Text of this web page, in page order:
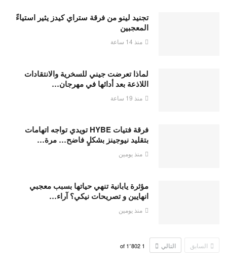
تجنيد لينو من فرقة ستراي كيدز يثير استياءً
المعجبين
منذ 14 ساعة
لماذا تعرضت جيني للسخرية والانتقادات
اللاذعة بعد أدائها في مهرجان…
منذ 19 ساعة
فرقة فتيات HYBE تويدي تواجه اتهامات
بتقليد نيوجينز بشكلٍ فاضح… مرة…
منذ يومين
مؤثرة يابانية تنهي حياتها بسبب معجبي
انهايبن و تصريحات نيكي؟ آراء…
منذ يومين
السابق التالي 1 1٬802